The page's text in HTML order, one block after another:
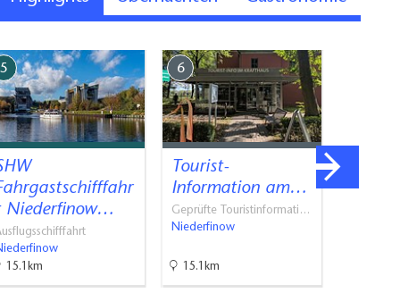
5
Niederfinow…
15.1km
6
Tourist-
Information am…
Geprüfte Touristinformati…
Niederfinow
15.1km
Klöster,